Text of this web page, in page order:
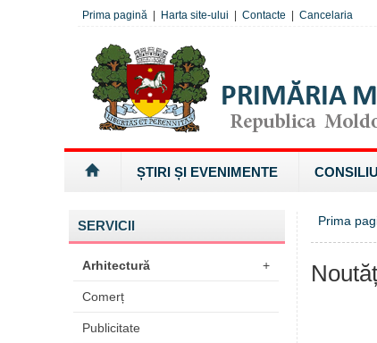
Prima pagină Harta site-ului Contacte Cancelaria
ȘTIRI ȘI EVENIMENTE
SERVICII
Arhitectură +
Comerț
Publicitate
Prima